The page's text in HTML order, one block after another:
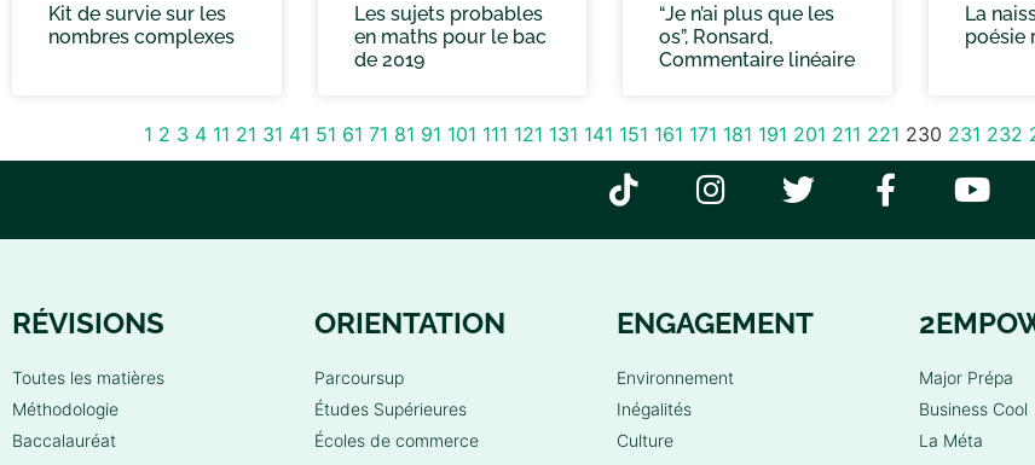
Kit de survie sur les
nombres complexes
Les sujets probables
en maths pour le bac
de 2019
“Je n’ai plus que les
os”, Ronsard,
Commentaire linéaire
La
poésie
1 2 3 4 11 21 31 41 51 61 71 81 91 101 111 121 131 141 151 161 171 181 191 201 211 221 230 231 232
RÉVISIONS
Toutes les matières
Méthodologie
Baccalauréat
ORIENTATION
Parcoursup
Études Supérieures
Écoles de commerce
ENGAGEMENT
Environnement
Inégalités
Culture
Major Prépa
Business Cool
La Méta